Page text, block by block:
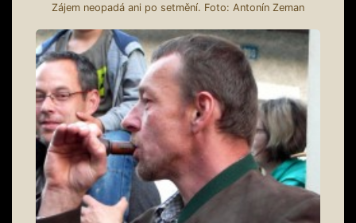
Zájem neopadá ani po setmění. Foto: Antonín Zeman